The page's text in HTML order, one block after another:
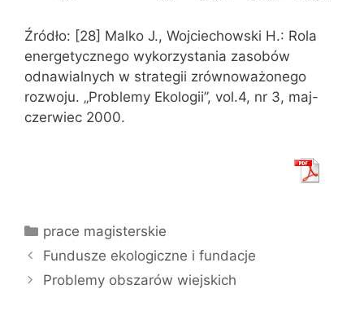
Źródło: [28] Malko J., Wojciechowski H.: Rola
energetycznego wykorzystania zasobów
odnawialnych w strategii zrównoważonego
rozwoju. „Problemy Ekologii”, vol.4, nr 3, maj-
czerwiec 2000.
Kategorie
prace magisterskie
Fundusze ekologiczne i fundacje
Problemy obszarów wiejskich